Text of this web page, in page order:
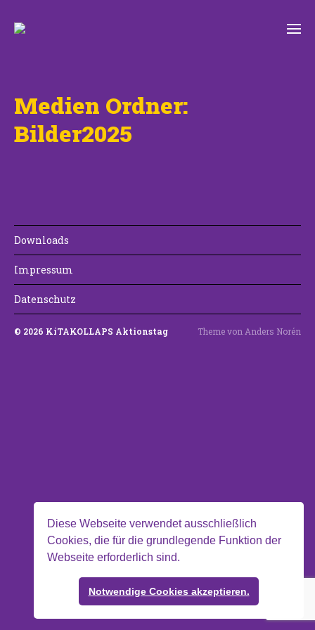
Diese Webseite verwendet ausschließlich
Cookies, die für die grundlegende Funktion der
Webseite erforderlich sind.
Notwendige Cookies akzeptieren.
Medien Ordner:
Bilder2025
Downloads
Impressum
Datenschutz
© 2026 KiTAKOLLAPS Aktionstag Theme von Anders Norén